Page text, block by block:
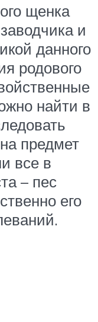
щенка
и
данного
родового
найти в
предмет
все в
– пес
его